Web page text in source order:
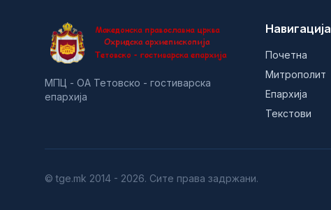
МПЦ - ОА Тетовско - гостиварска
епархија
Навигација
Почетна
Митрополит
Епархија
Текстови
© tge.mk 2014 - 2026. Сите права задржани.